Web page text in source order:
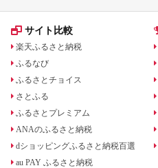
サイト比較
楽天ふるさと納税
ふるなび
ふるさとチョイス
さとふる
ふるさとプレミアム
ANAのふるさと納税
dショッピングふるさと納税百選
au PAY ふるさと納税